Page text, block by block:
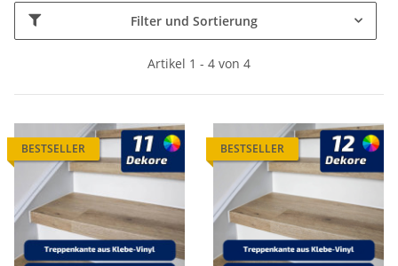
Filter und Sortierung
Artikel 1 - 4 von 4
BESTSELLER BESTSELLER